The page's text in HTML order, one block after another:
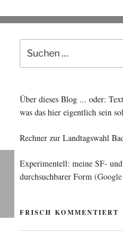
nach:
Über dieses Blog ... oder:
was das hier eigentlich sein
Rechner zur Landtagswahl
Experimentell: meine SF-
durchsuchbarer Form
FRISCH KOMMENTIERT